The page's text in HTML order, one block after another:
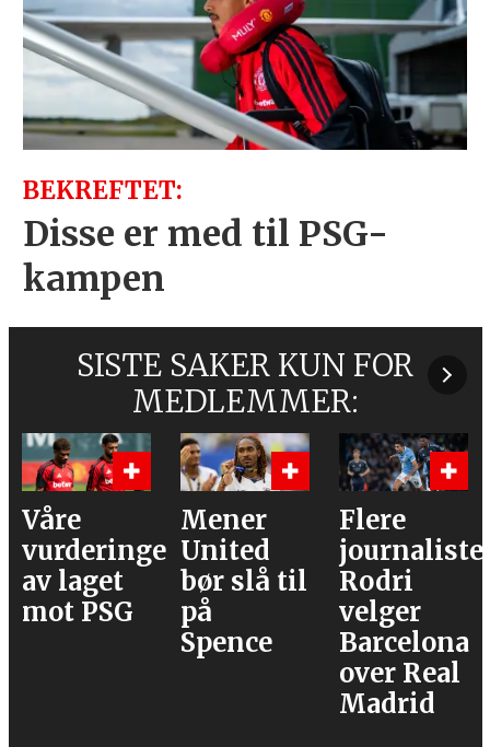
BEKREFTET:
Disse er med til PSG-
kampen
SISTE SAKER KUN FOR
MEDLEMMER:
Mener
United
bør slå til
på
Flere
journalister:
Rodri
velger
Barcelona
Bruno og
Cunha,
men
venter
med
Tielemans?